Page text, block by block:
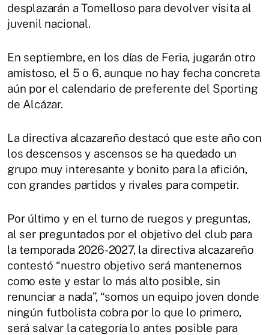
desplazarán a Tomelloso para devolver visita al
juvenil nacional.
En septiembre, en los días de Feria, jugarán otro
amistoso, el 5 o 6, aunque no hay fecha concreta
aún por el calendario de preferente del Sporting
de Alcázar.
La directiva alcazareño destacó que este año con
los descensos y ascensos se ha quedado un
grupo muy interesante y bonito para la afición,
con grandes partidos y rivales para competir.
Por último y en el turno de ruegos y preguntas,
al ser preguntados por el objetivo del club para
la temporada 2026-2027, la directiva alcazareño
contestó “nuestro objetivo será mantenernos
como este y estar lo más alto posible, sin
renunciar a nada”, “somos un equipo joven donde
ningún futbolista cobra por lo que lo primero,
será salvar la categoría lo antes posible para